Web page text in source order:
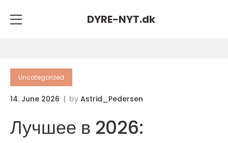
DYRE-NYT.dk
Uncategorized
14. June 2026 by Astrid_Pedersen
Лучшее в 2026: